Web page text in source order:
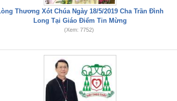
Thương Xót Chúa Ngày 18/5/2019 Cha Trần Đình
Long Tại Giáo Điểm Tin Mừng
(Xem: 7752)